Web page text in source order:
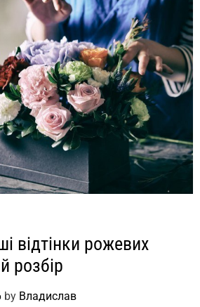
відтінки рожевих
розбір
by Владислав